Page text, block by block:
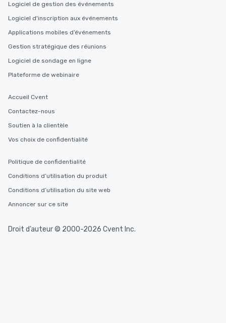
Logiciel de gestion des événements
Logiciel d'inscription aux événements
Applications mobiles d’événements
Gestion stratégique des réunions
Logiciel de sondage en ligne
Plateforme de webinaire
Accueil Cvent
Contactez-nous
Soutien à la clientèle
Vos choix de confidentialité
Politique de confidentialité
Conditions d’utilisation du produit
Conditions d’utilisation du site web
Annoncer sur ce site
Droit d’auteur © 2000-2026 Cvent Inc.